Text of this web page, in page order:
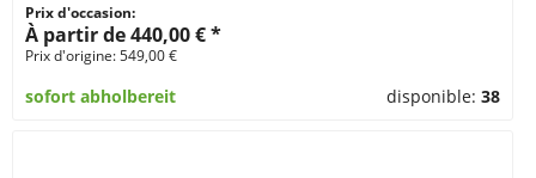
Prix d'occasion:
À partir de 440,00 € *
Prix d'origine: 549,00 €
sofort abholbereit disponible:38